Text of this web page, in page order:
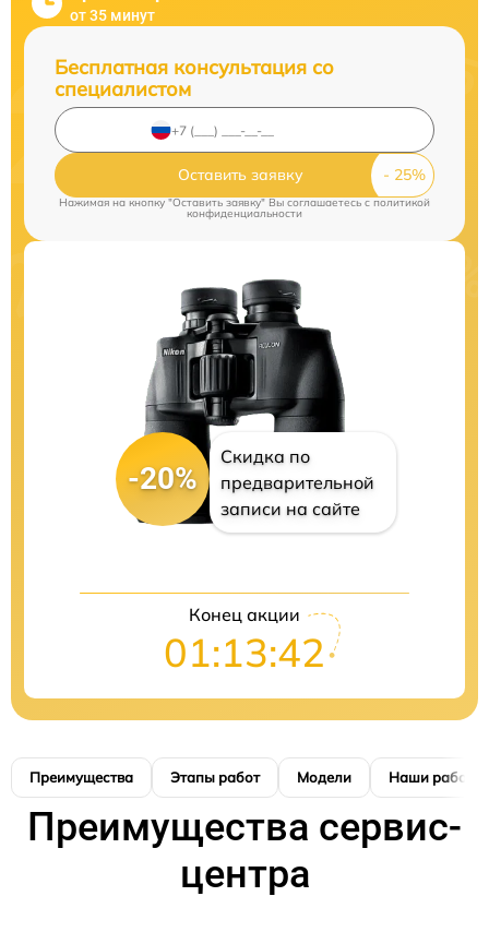
от 35 минут
Бесплатная консультация со
специалистом
Оставить заявку
Нажимая на кнопку "Оставить заявку" Вы соглашаетесь cполитикой
конфиденциальности
-20%
Скидка по
предварительной
записи на сайте
Конец акции
01:13:41
Преимущества Этапы работ Модели Наши работы
Преимущества сервис-
центра